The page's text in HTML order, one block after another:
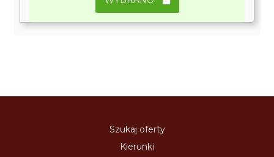
Szukaj oferty
Kierunki